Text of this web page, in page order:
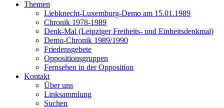
Themen
Liebknecht-Luxemburg-Demo am 15.01.1989
Chronik 1978-1989
Denk-Mal (Leipziger Freiheits- und Einheitsdenkmal)
Demo-Chronik 1989/1990
Friedensgebete
Oppositionsgruppen
Fernsehen in der Opposition
Kontakt
Über uns
Linksammlung
Suchen